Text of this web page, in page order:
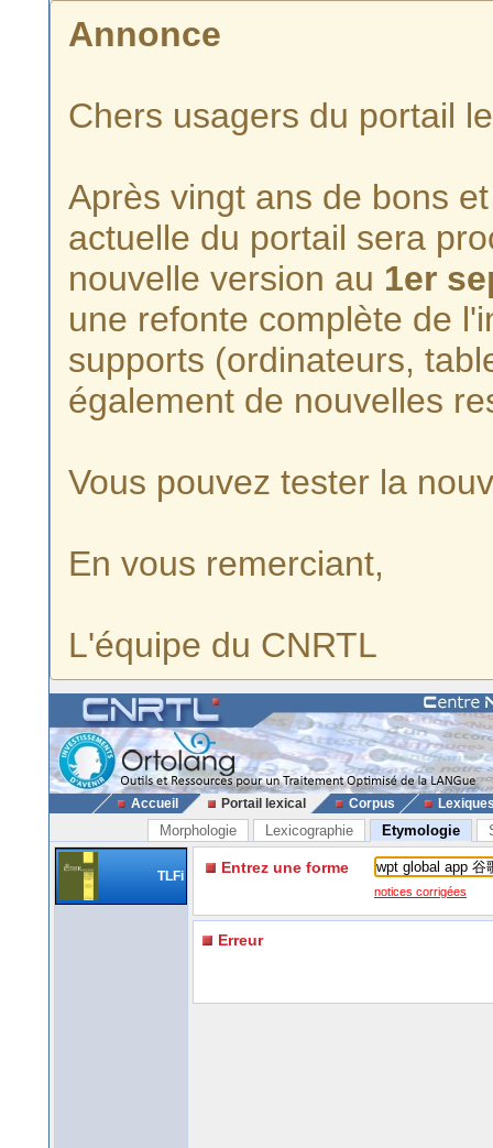
Annonce
Chers usagers du portail
Après vingt ans de bons
actuelle du portail sera
nouvelle version au 1er
une refonte complète de
supports (ordinateurs,
également de nouvelles
Vous pouvez tester la
En vous remerciant,
L'équipe du CNRTL
Accueil Portail lexical Corpus
Morphologie Lexicographie Etymologie
TLFi Entrez une forme
notices corrigées
Erreur